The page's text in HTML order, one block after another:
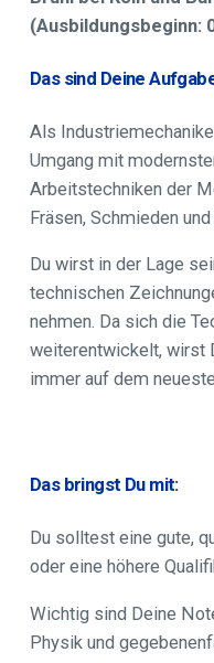
(Ausbildungsbeginn:
Das sind Deine
Als
Umgang mit
Arbeitstechniken der
Fräsen, Schmieden
Du wirst in der Lage
technischen
nehmen. Da sich die
weiterentwickelt, wirst
immer auf dem
Das bringst Du mit:
Du solltest eine gute,
oder eine höhere
Wichtig sind Deine
Physik und